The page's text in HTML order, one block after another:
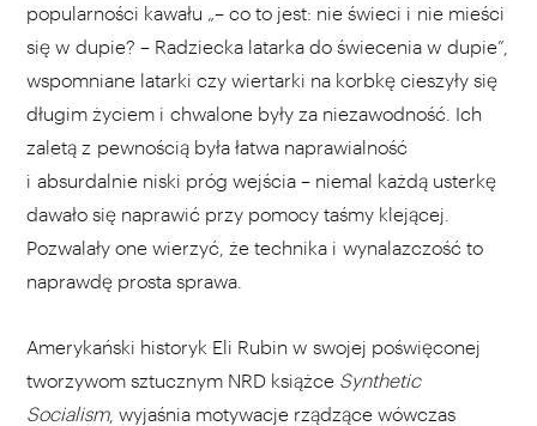
popularności kawału „– co to jest: nie świeci i nie mieści
się w dupie? – Radziecka latarka do świecenia w dupie”,
wspomniane latarki czy wiertarki na korbkę cieszyły się
długim życiem i chwalone były za niezawodność. Ich
zaletą z pewnością była łatwa naprawialność
i absurdalnie niski próg wejścia – niemal każdą usterkę
dawało się naprawić przy pomocy taśmy klejącej.
Pozwalały one wierzyć, że technika i wynalazczość to
naprawdę prosta sprawa.
Amerykański historyk Eli Rubin w swojej poświęconej
tworzywom sztucznym NRD książce Synthetic
Socialism, wyjaśnia motywacje rządzące wówczas